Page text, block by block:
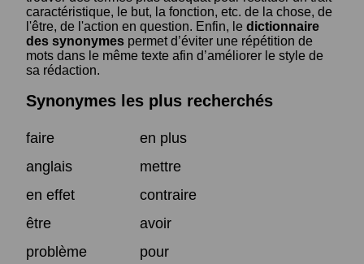
caractéristique, le but, la fonction, etc. de la chose, de
l'être, de l'action en question. Enfin, le dictionnaire
des synonymes permet d’éviter une répétition de
mots dans le même texte afin d’améliorer le style de
sa rédaction.
Synonymes les plus recherchés
faire
en plus
anglais
mettre
en effet
contraire
être
avoir
problème
pour